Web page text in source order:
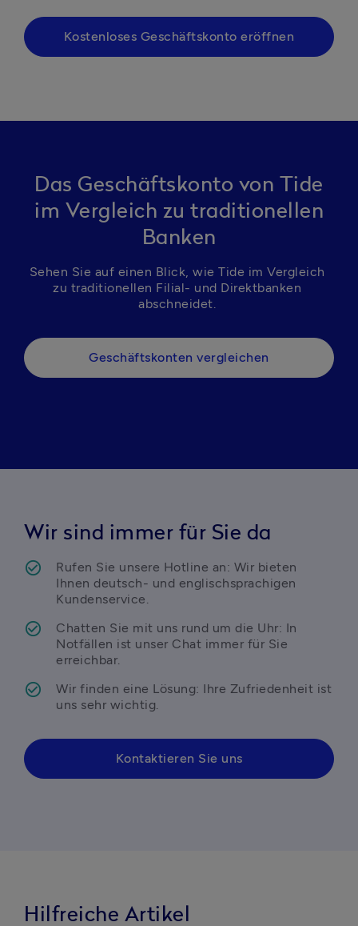
Kostenloses Geschäftskonto eröffnen
Das Geschäftskonto von Tide
im Vergleich zu traditionellen
Banken
Sehen Sie auf einen Blick, wie Tide im Vergleich
zu traditionellen Filial- und Direktbanken
abschneidet.
Geschäftskonten vergleichen
Wir sind immer für Sie da
Rufen Sie unsere Hotline an: Wir bieten
Ihnen deutsch- und englischsprachigen
Kundenservice.
Chatten Sie mit uns rund um die Uhr: In
Notfällen ist unser Chat immer für Sie
erreichbar.
Wir finden eine Lösung: Ihre Zufriedenheit ist
uns sehr wichtig.
Kontaktieren Sie uns
Hilfreiche Artikel